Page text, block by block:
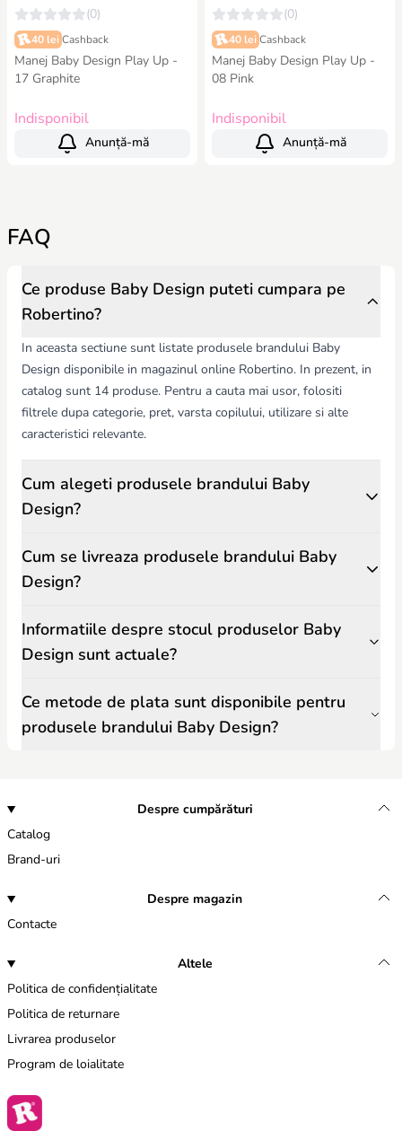
(0)
40 lei Cashback
Manej Baby Design Play Up -
17 Graphite
Indisponibil
Anunță-mă
(0)
40 lei Cashback
Manej Baby Design Play Up -
08 Pink
Indisponibil
Anunță-mă
FAQ
Ce produse Baby Design puteti cumpara pe
Robertino?
In aceasta sectiune sunt listate produsele brandului Baby
Design disponibile in magazinul online Robertino. In prezent, in
catalog sunt 14 produse. Pentru a cauta mai usor, folositi
filtrele dupa categorie, pret, varsta copilului, utilizare si alte
caracteristici relevante.
Cum alegeti produsele brandului Baby
Design?
Cum se livreaza produsele brandului Baby
Design?
Informatiile despre stocul produselor Baby
Design sunt actuale?
Ce metode de plata sunt disponibile pentru
produsele brandului Baby Design?
Despre cumpărături
Catalog
Brand-uri
Despre magazin
Contacte
Altele
Politica de confidențialitate
Politica de returnare
Livrarea produselor
Program de loialitate